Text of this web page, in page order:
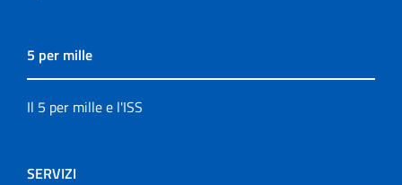
5 per mille
Il 5 per mille e l'ISS
SERVIZI